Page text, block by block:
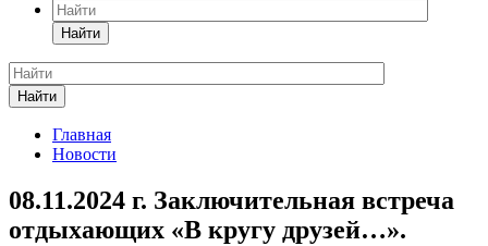
Найти
Найти
Главная
Новости
08.11.2024 г. Заключительная встреча
отдыхающих «В кругу друзей…».